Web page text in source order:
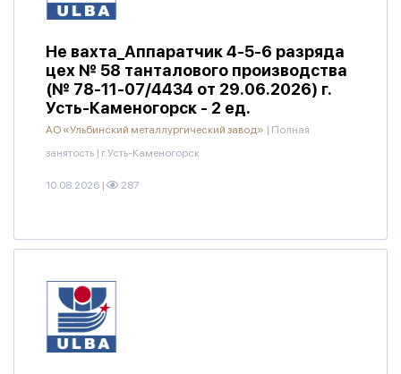
Не вахта_Аппаратчик 4-5-6 разряда
цех № 58 танталового производства
(№ 78-11-07/4434 от 29.06.2026) г.
Усть-Каменогорск - 2 ед.
АО «Ульбинский металлургический завод» | Полная
занятость | г.Усть-Каменогорск
10.08.2026 | 287